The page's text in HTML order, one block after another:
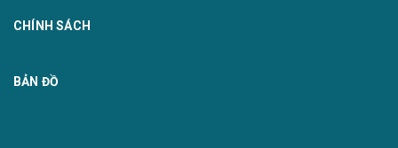
CHÍNH SÁCH
BẢN ĐỒ